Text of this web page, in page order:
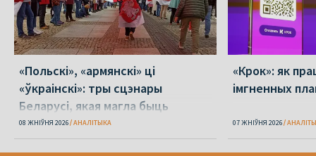
«Польскі», «армянскі» ці
«ўкраінскі»: тры сцэнары
Беларусі, якая магла быць
08 ЖНІЎНЯ 2026 АНАЛІТЫКА
«Крок»: як
імгненных
07 ЖНІЎНЯ 2026